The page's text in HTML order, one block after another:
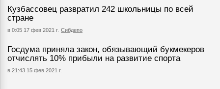
Кузбассовец развратил 242 школьницы по всей
стране
в 0:05 17 фев 2021 г. Сибдепо
Госдума приняла закон, обязывающий букмекеров
отчислять 10% прибыли на развитие спорта
в 21:43 15 фев 2021 г.